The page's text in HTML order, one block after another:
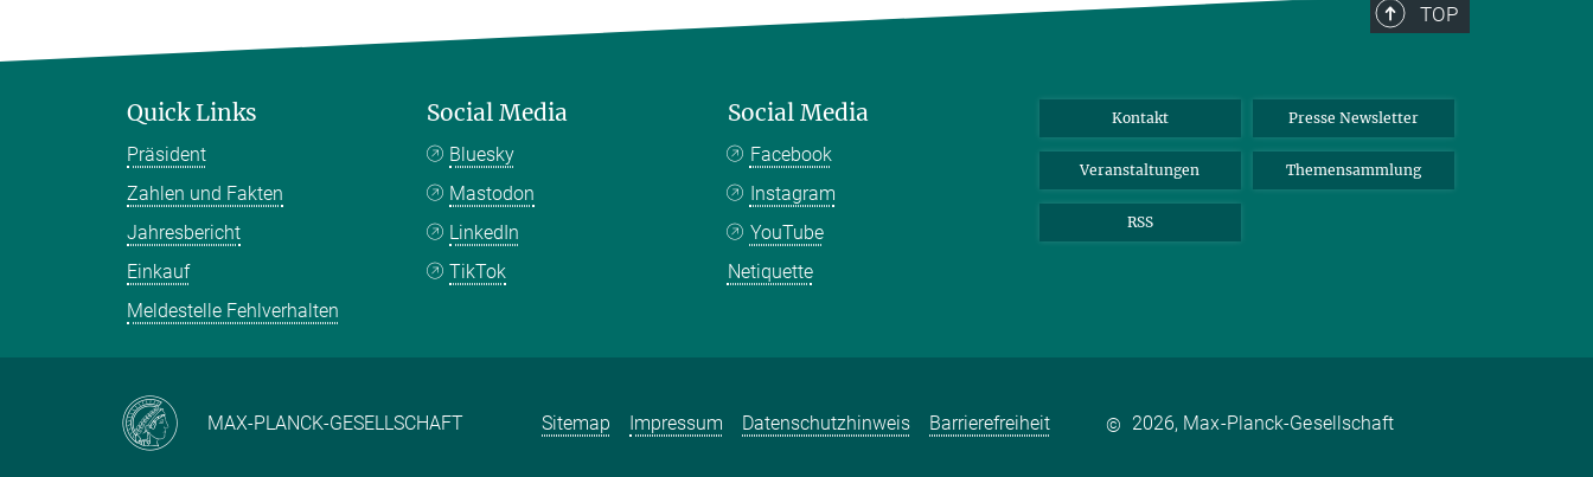
TOP
Quick Links
Präsident
Zahlen und Fakten
Jahresbericht
Einkauf
Meldestelle Fehlverhalten
Social Media
Bluesky
Mastodon
LinkedIn
TikTok
Social Media
Facebook
Instagram
YouTube
Netiquette
Kontakt Presse Newsletter
Veranstaltungen Themensammlung
RSS
MAX-PLANCK-GESELLSCHAFT Sitemap Impressum Datenschutzhinweis Barrierefreiheit © 2026, Max-Planck-Gesellschaft